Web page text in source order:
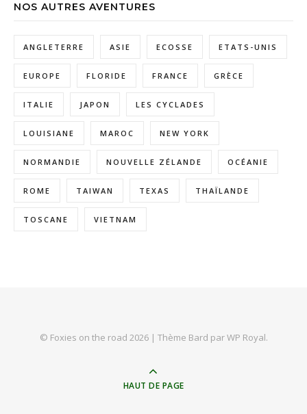
NOS AUTRES AVENTURES
ANGLETERRE ASIE ECOSSE ETATS-UNIS
EUROPE FLORIDE FRANCE GRÈCE
ITALIE JAPON LES CYCLADES
LOUISIANE MAROC NEW YORK
NORMANDIE NOUVELLE ZÉLANDE OCÉANIE
ROME TAIWAN TEXAS THAÏLANDE
TOSCANE VIETNAM
© Foxies on the road 2026 | Thème Bard parWP Royal.
HAUT DE PAGE